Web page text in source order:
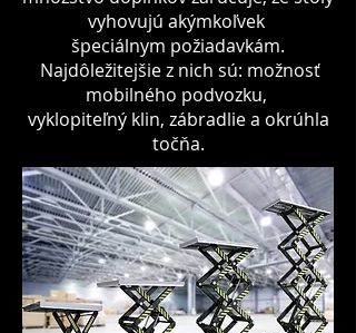
vyhovujú akýmkoľvek
špeciálnym požiadavkám.
Najdôležitejšie z nich sú: možnosť
mobilného podvozku,
vyklopiteľný klin, zábradlie a okrúhla
točňa.